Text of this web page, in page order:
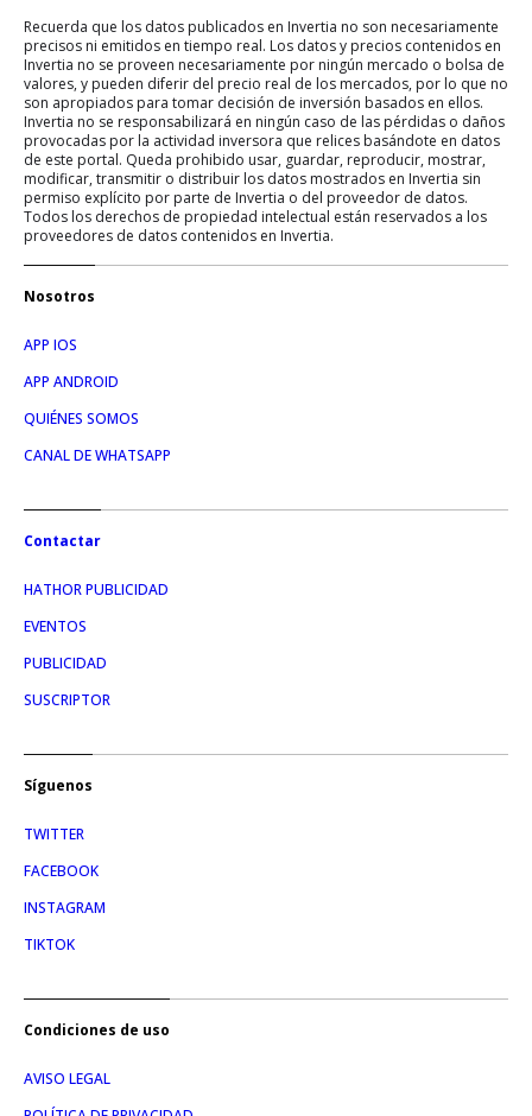
Recuerda que los datos publicados en Invertia no son necesariamente
precisos ni emitidos en tiempo real. Los datos y precios contenidos en
Invertia no se proveen necesariamente por ningún mercado o bolsa de
valores, y pueden diferir del precio real de los mercados, por lo que no
son apropiados para tomar decisión de inversión basados en ellos.
Invertia no se responsabilizará en ningún caso de las pérdidas o daños
provocadas por la actividad inversora que relices basándote en datos
de este portal. Queda prohibido usar, guardar, reproducir, mostrar,
modificar, transmitir o distribuir los datos mostrados en Invertia sin
permiso explícito por parte de Invertia o del proveedor de datos.
Todos los derechos de propiedad intelectual están reservados a los
proveedores de datos contenidos en Invertia.
Nosotros
APP IOS
APP ANDROID
QUIÉNES SOMOS
CANAL DE WHATSAPP
Contactar
HATHOR PUBLICIDAD
EVENTOS
PUBLICIDAD
SUSCRIPTOR
Síguenos
TWITTER
FACEBOOK
INSTAGRAM
TIKTOK
Condiciones de uso
AVISO LEGAL